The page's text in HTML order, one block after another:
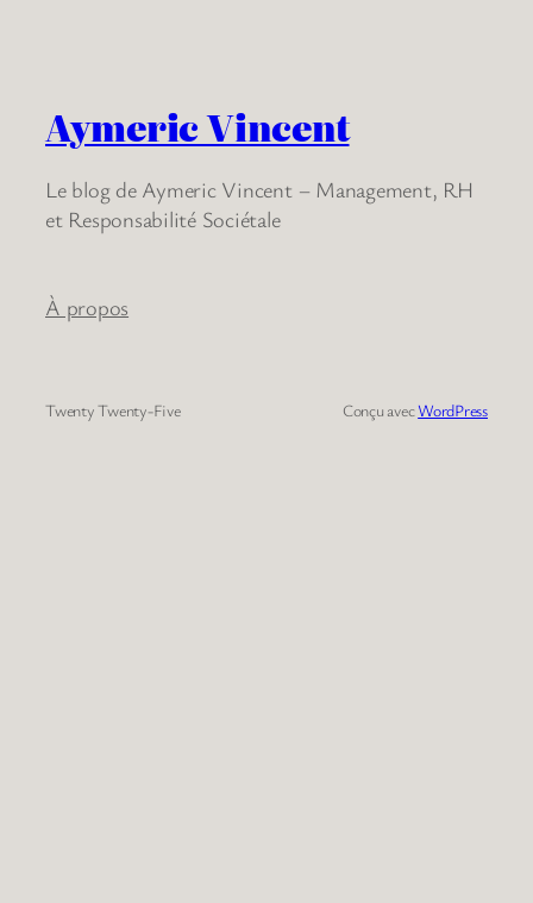
Aymeric Vincent
Le blog de Aymeric Vincent – Management, RH
et Responsabilité Sociétale
À propos
Twenty Twenty-Five Conçu avecWordPress